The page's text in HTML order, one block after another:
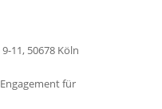
11, 50678 Köln
für